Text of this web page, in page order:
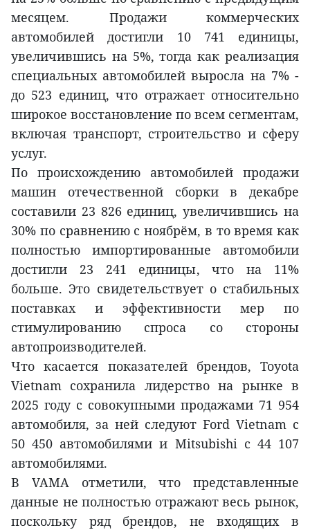
месяцем. Продажи коммерческих
автомобилей достигли 10 741 единицы,
увеличившись на 5%, тогда как реализация
специальных автомобилей выросла на 7% -
до 523 единиц, что отражает относительно
широкое восстановление по всем сегментам,
включая транспорт, строительство и сферу
услуг.
По происхождению автомобилей продажи
машин отечественной сборки в декабре
составили 23 826 единиц, увеличившись на
30% по сравнению с ноябрём, в то время как
полностью импортированные автомобили
достигли 23 241 единицы, что на 11%
больше. Это свидетельствует о стабильных
поставках и эффективности мер по
стимулированию спроса со стороны
автопроизводителей.
Что касается показателей брендов, Toyota
Vietnam сохранила лидерство на рынке в
2025 году с совокупными продажами 71 954
автомобиля, за ней следуют Ford Vietnam с
50 450 автомобилями и Mitsubishi с 44 107
автомобилями.
В VAMA отметили, что представленные
данные не полностью отражают весь рынок,
поскольку ряд брендов, не входящих в